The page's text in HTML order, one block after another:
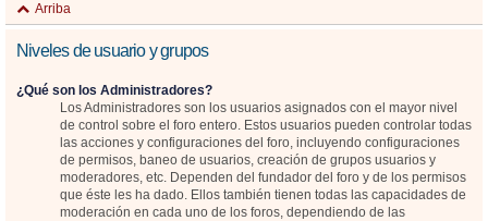
Arriba
Niveles de usuario y grupos
¿Qué son los Administradores?
Los Administradores son los usuarios asignados con el mayor nivel
de control sobre el foro entero. Estos usuarios pueden controlar todas
las acciones y configuraciones del foro, incluyendo configuraciones
de permisos, baneo de usuarios, creación de grupos usuarios y
moderadores, etc. Dependen del fundador del foro y de los permisos
que éste les ha dado. Ellos también tienen todas las capacidades de
moderación en cada uno de los foros, dependiendo de las